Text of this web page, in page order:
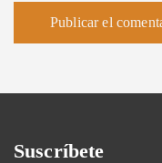
Suscríbete